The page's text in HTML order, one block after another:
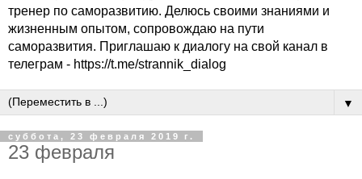
тренер по саморазвитию. Делюсь своими знаниями и
жизненным опытом, сопровождаю на пути
саморазвития. Приглашаю к диалогу на свой канал в
телеграм - https://t.me/strannik_dialog
▼
суббота, 23 февраля 2019 г.
23 февраля